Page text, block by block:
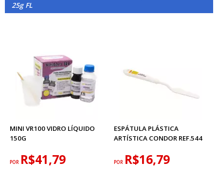
25g FL
MINI VR100 VIDRO LÍQUIDO
150G
POR R$41,79
ESPÁTULA PLÁSTICA
ARTÍSTICA CONDOR REF.544
POR R$16,79